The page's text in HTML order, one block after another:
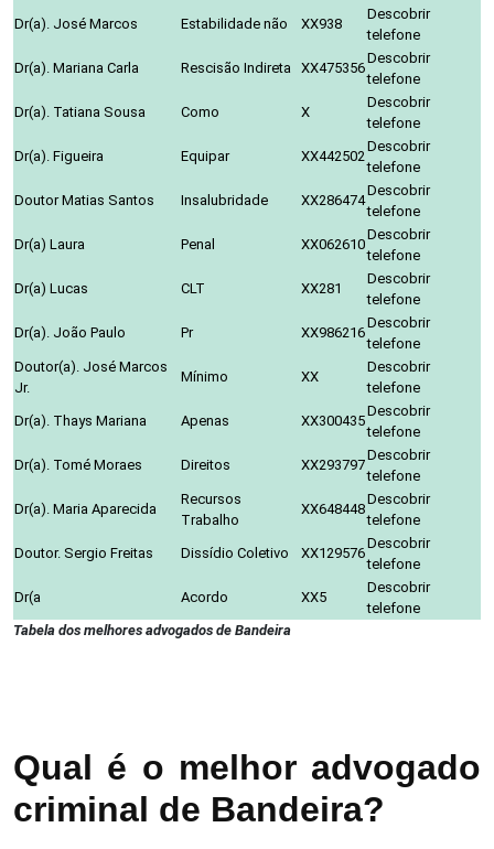
Dr(a). José Marcos
Estabilidade não XX938
Descobrir
telefone
Dr(a). Mariana Carla
Rescisão Indireta XX475356
Descobrir
telefone
Dr(a). Tatiana Sousa
Como X
Descobrir
telefone
Dr(a). Figueira
Equipar XX442502
Descobrir
telefone
Doutor Matias Santos
Insalubridade XX286474
Descobrir
telefone
Dr(a) Laura
Penal XX062610
Descobrir
telefone
Dr(a) Lucas
CLT XX281
Descobrir
telefone
Dr(a). João Paulo
Pr XX986216
Descobrir
telefone
Doutor(a). José Marcos
Jr.
Mínimo XX
Descobrir
telefone
Dr(a). Thays Mariana
Apenas XX300435
Descobrir
telefone
Dr(a). Tomé Moraes
Direitos XX293797
Descobrir
telefone
Dr(a). Maria Aparecida
Recursos
Trabalho
XX648448
Descobrir
telefone
Doutor. Sergio Freitas
Dissídio Coletivo XX129576
Descobrir
telefone
Dr(a
Acordo XX5
Descobrir
telefone
Tabela dos melhores advogados de Bandeira
Qual é o melhor advogado
criminal de Bandeira?